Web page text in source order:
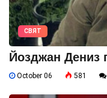
СВЯТ
Йозджан Дениз
October 06 581